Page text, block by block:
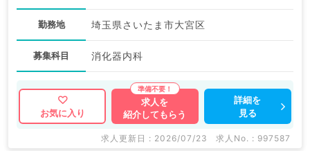
勤務地 埼玉県さいたま市大宮区
募集科目 消化器内科
お気に入り
求人を
紹介してもらう
詳細を
見る
求人更新日 : 2026/07/23 求人No. : 997587